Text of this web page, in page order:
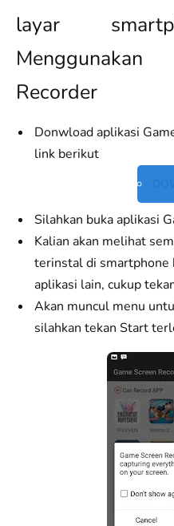
layar
Recorder
Donwload aplikasi
link berikut
Silahkan buka aplikasi
Kalian akan melihat
terinstal di smartphone
aplikasi lain, cukup
Akan muncul menu
silahkan tekan Start